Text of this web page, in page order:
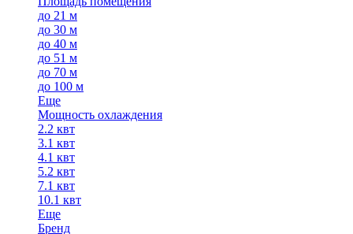
до 21 м
до 30 м
до 40 м
до 51 м
до 70 м
до 100 м
Еще
Мощность охлаждения
2.2 квт
3.1 квт
4.1 квт
5.2 квт
7.1 квт
10.1 квт
Еще
Бренд